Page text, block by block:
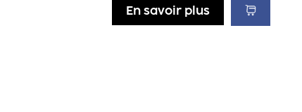
En savoir plus